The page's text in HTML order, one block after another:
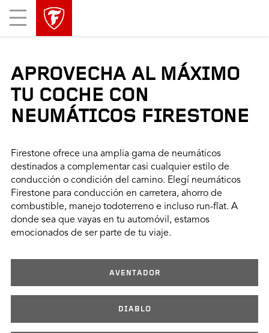
Mobile
Menu
APROVECHA AL MÁXIMO
TU COCHE CON
NEUMÁTICOS FIRESTONE
Firestone ofrece una amplia gama de neumáticos
destinados a complementar casi cualquier estilo de
conducción o condición del camino. Elegí neumáticos
Firestone para conducción en carretera, ahorro de
combustible, manejo todoterreno e incluso run-flat. A
donde sea que vayas en tu automóvil, estamos
emocionados de ser parte de tu viaje.
AVENTADOR
DIABLO